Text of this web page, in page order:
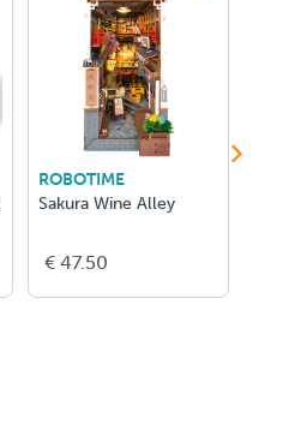
ROBOTIME
Sakura Wine Alley
€ 47.50